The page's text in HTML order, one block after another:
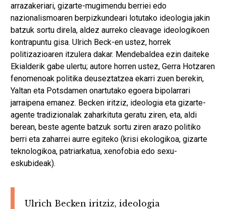
arrazakeriari, gizarte-mugimendu berriei edo
nazionalismoaren berpizkundeari lotutako ideologia jakin
batzuk sortu direla, aldez aurreko cleavage ideologikoen
kontrapuntu gisa. Ulrich Beck-en ustez, horrek
politizazioaren itzulera dakar. Mendebaldea ezin daiteke
Ekialderik gabe ulertu; autore horren ustez, Gerra Hotzaren
fenomenoak politika deuseztatzea ekarri zuen berekin,
Yaltan eta Potsdamen onartutako egoera bipolarrari
jarraipena emanez. Becken iritziz, ideologia eta gizarte-
agente tradizionalak zaharkituta geratu ziren, eta, aldi
berean, beste agente batzuk sortu ziren arazo politiko
berri eta zaharrei aurre egiteko (krisi ekologikoa, gizarte
teknologikoa, patriarkatua, xenofobia edo sexu-
eskubideak).
Ulrich Becken iritziz, ideologia